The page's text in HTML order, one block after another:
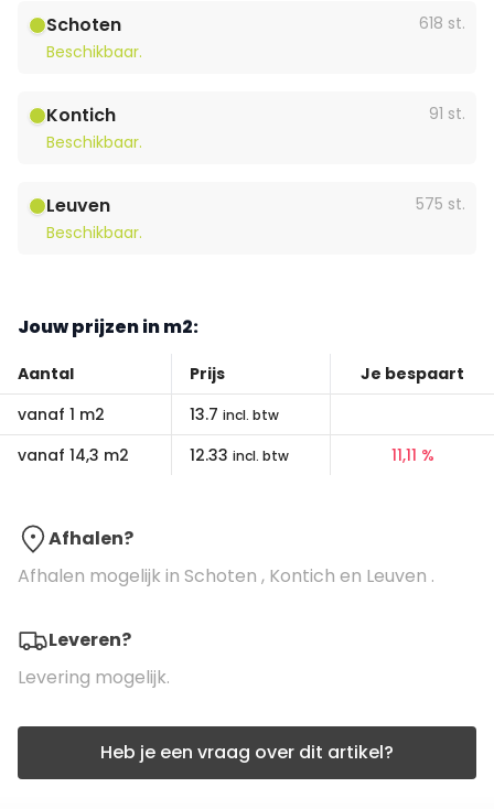
Schoten
618 st.
Beschikbaar.
Kontich
91 st.
Beschikbaar.
Leuven
575 st.
Beschikbaar.
Jouw prijzen in m2:
Aantal Prijs
Je bespaart
vanaf 1 m2
13.7 incl. btw
vanaf 14,3 m2 12.33 incl. btw 11,11 %
Afhalen?
Afhalen mogelijk in Schoten , Kontich en Leuven .
Leveren?
Levering mogelijk.
Heb je een vraag over dit artikel?